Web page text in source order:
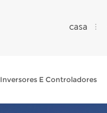
casa
Inversores E Controladores